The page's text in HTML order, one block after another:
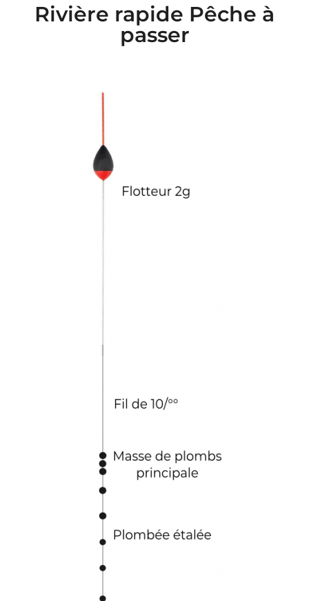
Rivière rapide Pêche à
passer